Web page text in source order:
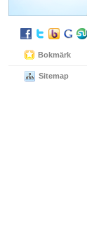
Bokmärk
Sitemap